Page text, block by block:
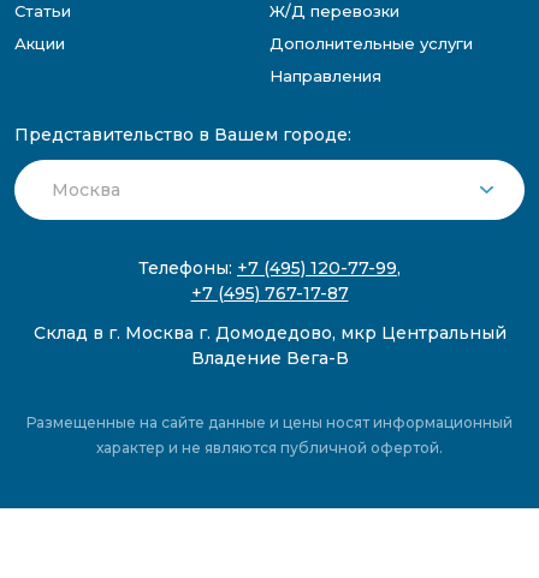
Статьи
Ж/Д перевозки
Акции
Дополнительные услуги
Направления
Представительство в Вашем городе:
Телефоны: +7 (495) 120-77-99,
+7 (495) 767-17-87
Склад в г. Москва г. Домодедово, мкр Центральный
Владение Вега-В
Размещенные на сайте данные и цены носят информационный
характер и не являются публичной офертой.